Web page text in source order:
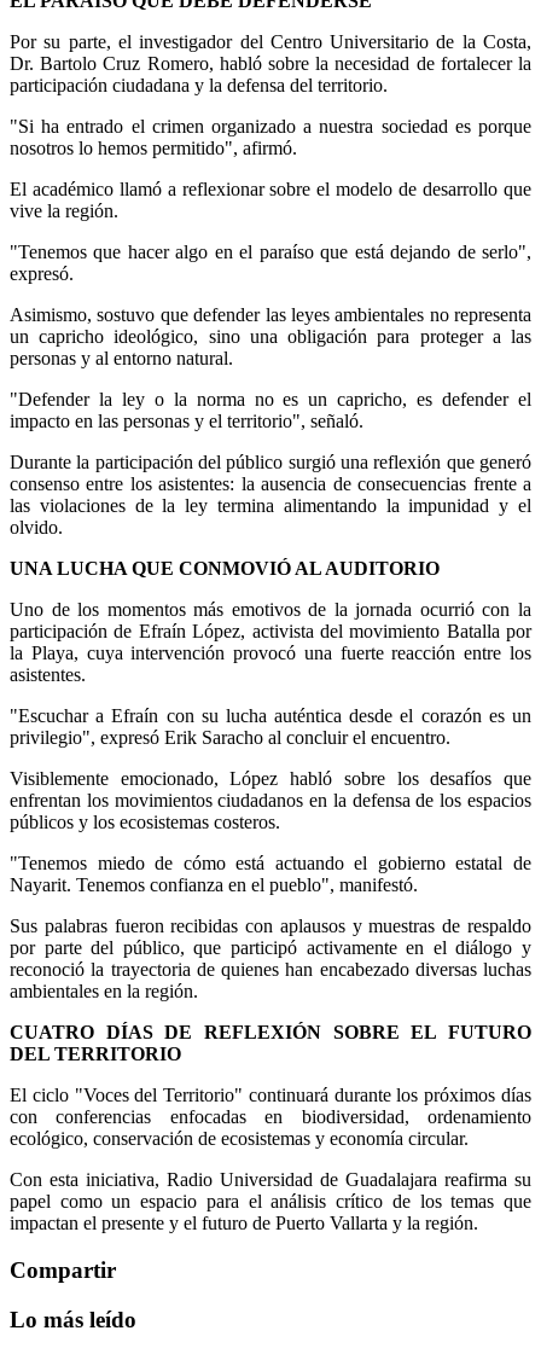
Por su parte, el investigador del Centro Universitario de la Costa,
Dr. Bartolo Cruz Romero, habló sobre la necesidad de fortalecer la
participación ciudadana y la defensa del territorio.
"Si ha entrado el crimen organizado a nuestra sociedad es porque
nosotros lo hemos permitido", afirmó.
El académico llamó a reflexionar sobre el modelo de desarrollo que
vive la región.
"Tenemos que hacer algo en el paraíso que está dejando de serlo",
expresó.
Asimismo, sostuvo que defender las leyes ambientales no representa
un capricho ideológico, sino una obligación para proteger a las
personas y al entorno natural.
"Defender la ley o la norma no es un capricho, es defender el
impacto en las personas y el territorio", señaló.
Durante la participación del público surgió una reflexión que generó
consenso entre los asistentes: la ausencia de consecuencias frente a
las violaciones de la ley termina alimentando la impunidad y el
olvido.
UNA LUCHA QUE CONMOVIÓ AL AUDITORIO
Uno de los momentos más emotivos de la jornada ocurrió con la
participación de Efraín López, activista del movimiento Batalla por
la Playa, cuya intervención provocó una fuerte reacción entre los
asistentes.
"Escuchar a Efraín con su lucha auténtica desde el corazón es un
privilegio", expresó Erik Saracho al concluir el encuentro.
Visiblemente emocionado, López habló sobre los desafíos que
enfrentan los movimientos ciudadanos en la defensa de los espacios
públicos y los ecosistemas costeros.
"Tenemos miedo de cómo está actuando el gobierno estatal de
Nayarit. Tenemos confianza en el pueblo", manifestó.
Sus palabras fueron recibidas con aplausos y muestras de respaldo
por parte del público, que participó activamente en el diálogo y
reconoció la trayectoria de quienes han encabezado diversas luchas
ambientales en la región.
CUATRO DÍAS DE REFLEXIÓN SOBRE EL FUTURO
DEL TERRITORIO
El ciclo "Voces del Territorio" continuará durante los próximos días
con conferencias enfocadas en biodiversidad, ordenamiento
ecológico, conservación de ecosistemas y economía circular.
Con esta iniciativa, Radio Universidad de Guadalajara reafirma su
papel como un espacio para el análisis crítico de los temas que
impactan el presente y el futuro de Puerto Vallarta y la región.
Compartir
Lo más leído